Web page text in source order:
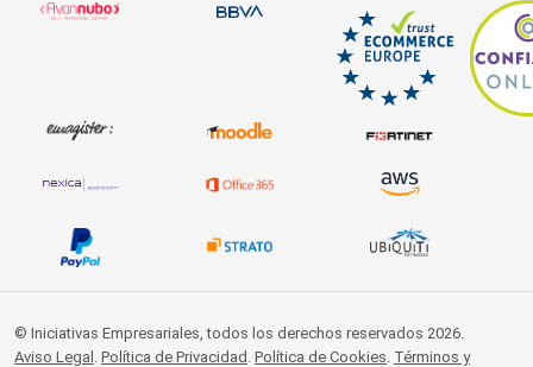
© Iniciativas Empresariales, todos los derechos reservados 2026.
Aviso Legal
Política de Privacidad Política de Cookies Términos y